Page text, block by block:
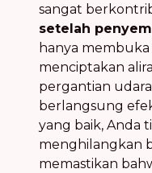
sangat
setelah
hanya
menciptakan
pergantian
berlangsung
yang baik, Anda
menghilangkan
memastikan